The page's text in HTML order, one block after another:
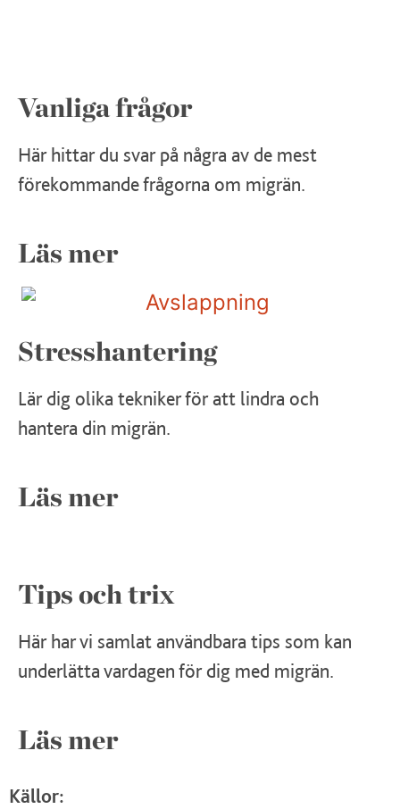
Vanliga frågor
Här hittar du svar på några av de mest
förekommande frågorna om migrän.
Läs mer
Stresshantering
Lär dig olika tekniker för att lindra och
hantera din migrän.
Läs mer
Tips och trix
Här har vi samlat användbara tips som kan
underlätta vardagen för dig med migrän.
Läs mer
Källor: